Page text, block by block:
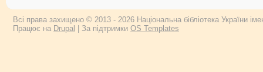
Всі права захищено © 2013 - 2026 Національна бібліотека України
Працює на Drupal | За підтримки OS Templates